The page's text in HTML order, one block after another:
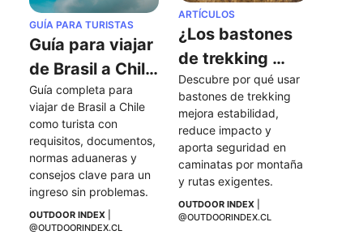
GUÍA PARA TURISTAS
Guía para viajar
de Brasil a Chile
como turista
Guía completa para
viajar de Brasil a Chile
como turista con
requisitos, documentos,
normas aduaneras y
consejos clave para un
ingreso sin problemas.
OUTDOOR INDEX
@OUTDOORINDEX.CL
ARTÍCULOS
¿Los bastones
de trekking
hacen más fácil
una caminata?
Descubre por qué usar
bastones de trekking
mejora estabilidad,
reduce impacto y
aporta seguridad en
caminatas por montaña
y rutas exigentes.
OUTDOOR INDEX
@OUTDOORINDEX.CL